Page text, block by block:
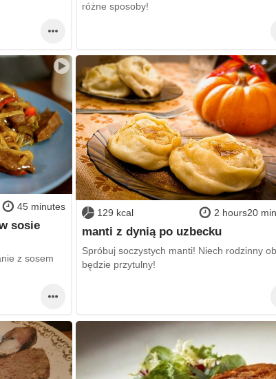
różne sposoby!
45 minutes
sosie
z sosem
129 kcal 2 hours20
manti z dynią po uzbecku
Spróbuj soczystych manti! Niech rodzinny
będzie przytulny!